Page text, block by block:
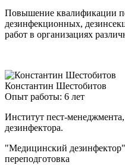
Повышение квалификации
дезинфекционных,
работ в организациях
Константин Шестобитов
Опыт работы: 6 лет
Институт пест-
дезинфектора.
"Медицинский
переподготовка